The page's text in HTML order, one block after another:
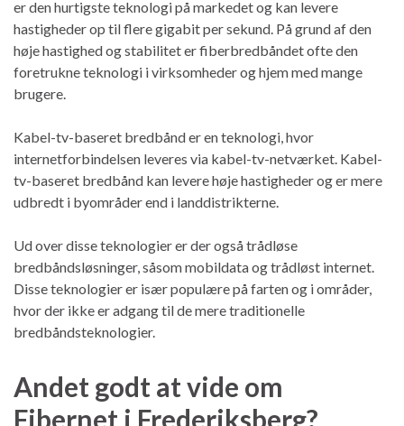
er den hurtigste teknologi på markedet og kan levere
hastigheder op til flere gigabit per sekund. På grund af den
høje hastighed og stabilitet er fiberbredbåndet ofte den
foretrukne teknologi i virksomheder og hjem med mange
brugere.
Kabel-tv-baseret bredbånd er en teknologi, hvor
internetforbindelsen leveres via kabel-tv-netværket. Kabel-
tv-baseret bredbånd kan levere høje hastigheder og er mere
udbredt i byområder end i landdistrikterne.
Ud over disse teknologier er der også trådløse
bredbåndsløsninger, såsom mobildata og trådløst internet.
Disse teknologier er især populære på farten og i områder,
hvor der ikke er adgang til de mere traditionelle
bredbåndsteknologier.
Andet godt at vide om
Fibernet i Frederiksberg?